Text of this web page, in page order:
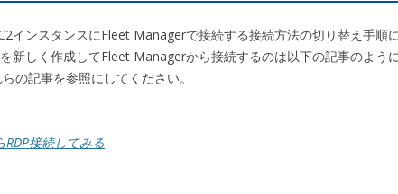
インスタンスにFleet Managerで接続する接続方法の切り替え手順
新しく作成してFleet Managerから接続するのは以下の記事のよう
の記事を参照にしてください。
RDP接続してみる